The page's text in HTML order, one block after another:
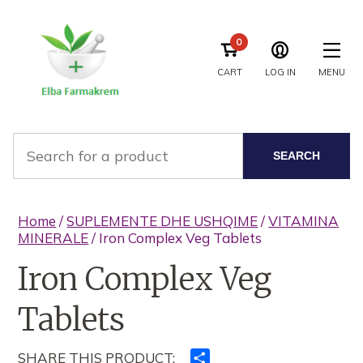
CART
0
LOG IN MENU
SEARCH
Home /SUPLEMENTE DHE USHQIME/VITAMINA
MINERALE/ Iron Complex Veg Tablets
Iron Complex Veg
Tablets
SHARE THIS PRODUCT: